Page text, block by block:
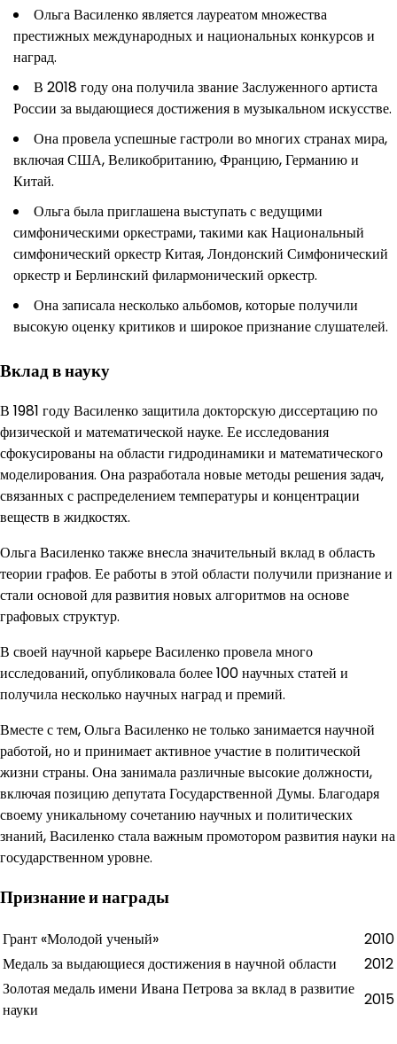
Ольга Василенко является лауреатом множества
престижных международных и национальных конкурсов и
наград.
В 2018 году она получила звание Заслуженного артиста
России за выдающиеся достижения в музыкальном искусстве.
Она провела успешные гастроли во многих странах мира,
включая США, Великобританию, Францию, Германию и
Китай.
Ольга была приглашена выступать с ведущими
симфоническими оркестрами, такими как Национальный
симфонический оркестр Китая, Лондонский Симфонический
оркестр и Берлинский филармонический оркестр.
Она записала несколько альбомов, которые получили
высокую оценку критиков и широкое признание слушателей.
Вклад в науку
В 1981 году Василенко защитила докторскую диссертацию по
физической и математической науке. Ее исследования
сфокусированы на области гидродинамики и математического
моделирования. Она разработала новые методы решения задач,
связанных с распределением температуры и концентрации
веществ в жидкостях.
Ольга Василенко также внесла значительный вклад в область
теории графов. Ее работы в этой области получили признание и
стали основой для развития новых алгоритмов на основе
графовых структур.
В своей научной карьере Василенко провела много
исследований, опубликовала более 100 научных статей и
получила несколько научных наград и премий.
Вместе с тем, Ольга Василенко не только занимается научной
работой, но и принимает активное участие в политической
жизни страны. Она занимала различные высокие должности,
включая позицию депутата Государственной Думы. Благодаря
своему уникальному сочетанию научных и политических
знаний, Василенко стала важным промотором развития науки на
государственном уровне.
Признание и награды
Грант «Молодой ученый»
2010
Медаль за выдающиеся достижения в научной области
2012
Золотая медаль имени Ивана Петрова за вклад в развитие
науки
2015